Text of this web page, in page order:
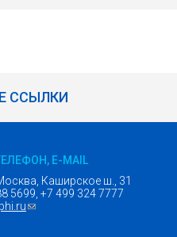
ССЫЛКИ
E-MAIL
Каширское ш., 31
5699, +7 499 324 7777
(ссылка для отправки email)